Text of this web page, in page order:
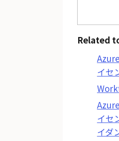
Related
イセ
イセ
イダ